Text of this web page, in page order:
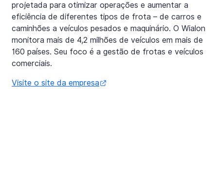
projetada para otimizar operações e aumentar a
eficiência de diferentes tipos de frota – de carros e
caminhões a veículos pesados e maquinário. O Wialon
monitora mais de 4,2 milhões de veículos em mais de
160 países. Seu foco é a gestão de frotas e veículos
comerciais.
Visite o site da empresa